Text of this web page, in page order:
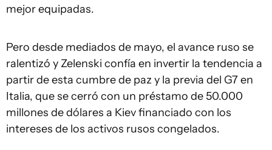
mejor equipadas.
Pero desde mediados de mayo, el avance ruso se
ralentizó y Zelenski confía en invertir la tendencia a
partir de esta cumbre de paz y la previa del G7 en
Italia, que se cerró con un préstamo de 50.000
millones de dólares a Kiev financiado con los
intereses de los activos rusos congelados.